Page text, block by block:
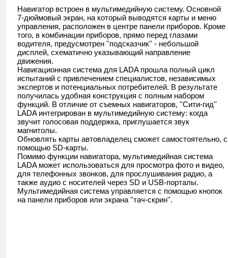
Навигатор встроен в мультимедийную систему. Основной
7-дюймовый экран, на который выводятся карты и меню
управления, расположен в центре панели приборов. Кроме
того, в комбинации приборов, прямо перед глазами
водителя, предусмотрен ''подсказчик'' - небольшой
дисплей, схематично указывающий направление
движения.
Навигационная система для LADA прошла полный цикл
испытаний с привлечением специалистов, независимых
экспертов и потенциальных потребителей. В результате
получилась удобная конструкция с полным набором
функций. В отличие от съемных навигаторов, ''Сити-гид''
LADA интегрирован в мультимедийную систему: когда
звучит голосовая поддержка, приглушается звук
магнитолы.
Обновлять карты автовладелец сможет самостоятельно, с
помощью SD-карты.
Помимо функции навигатора, мультимедийная система
LADA может использоваться для просмотра фото и видео,
для телефонных звонков, для прослушивания радио, а
также аудио с носителей через SD и USB-порталы.
Мультимедийная система управляется с помощью кнопок
на панели приборов или экрана ''тач-скрин''.